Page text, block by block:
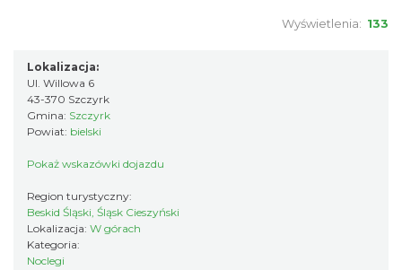
Wyświetlenia: 133
Lokalizacja:
Ul. Willowa 6
43-370 Szczyrk
Gmina: Szczyrk
Powiat: bielski
Pokaż wskazówki dojazdu
Region turystyczny:
Beskid Śląski, Śląsk Cieszyński
Lokalizacja: W górach
Kategoria:
Noclegi